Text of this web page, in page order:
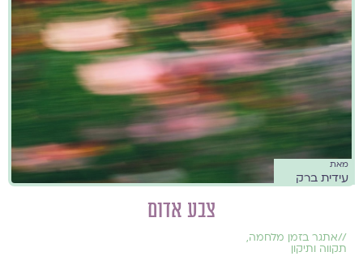
מאת
עידית ברק
צבע אדום
//אתגר בזמן מלחמה,
תקווה ותיקון